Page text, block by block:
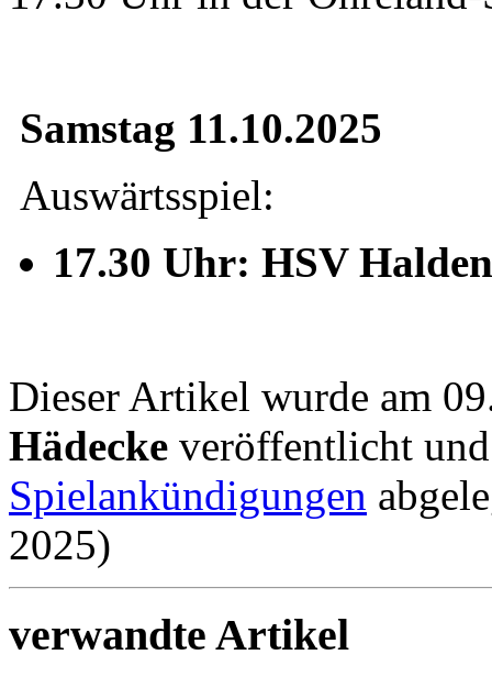
Samstag 11.10.2025
Auswärtsspiel:
17.30 Uhr: HSV
Dieser Artikel wurde am
Hädecke veröffentlicht
Spielankündigungen
2025)
verwandte Artikel